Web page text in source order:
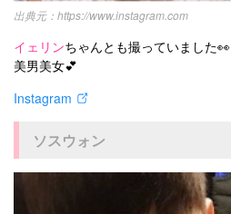
https://www.instagram.com
イェリンちゃんとも撮っていました👀
美男美女💕
Instagram
ソスウォン